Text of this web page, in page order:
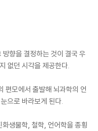
향을 결정하는 것이 결국 우
없던 시각을 제공한다.
편모에서 출발해 뇌과학의 언
으로 바라보게 된다.
화생물학, 철학, 언어학을 종횡